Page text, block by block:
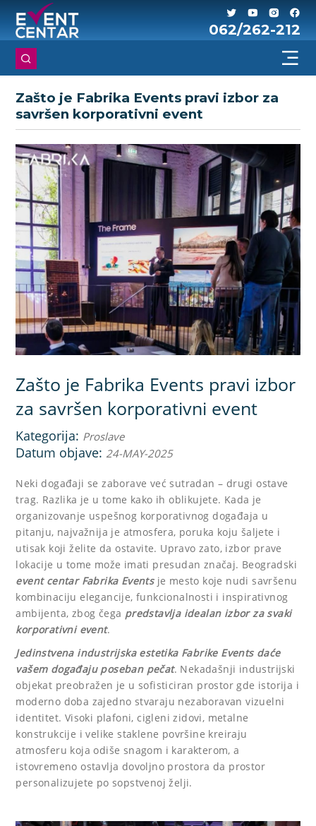
062/262-212
Zašto je Fabrika Events pravi izbor za
savršen korporativni event
Zašto je Fabrika Events pravi izbor
za savršen korporativni event
Kategorija: Proslave
Datum objave: 24-MAY-2025
Neki događaji se zaborave već sutradan – drugi ostave
trag. Razlika je u tome kako ih oblikujete. Kada je
organizovanje uspešnog korporativnog događaja u
pitanju, najvažnija je atmosfera, poruka koju šaljete i
utisak koji želite da ostavite. Upravo zato, izbor prave
lokacije u tome može imati presudan značaj. Beogradski
event centar Fabrika Eventsje mesto koje nudi savršenu
kombinaciju elegancije, funkcionalnosti i inspirativnog
ambijenta, zbog čega predstavlja idealan izbor za svaki
korporativni event.
Jedinstvena industrijska estetika Fabrike Events daće
vašem događaju poseban pečat. Nekadašnji industrijski
objekat preobražen je u sofisticiran prostor gde istorija i
moderno doba zajedno stvaraju nezaboravan vizuelni
identitet. Visoki plafoni, cigleni zidovi, metalne
konstrukcije i velike staklene površine kreiraju
atmosferu koja odiše snagom i karakterom, a
istovremeno ostavlja dovoljno prostora da prostor
personalizujete po sopstvenoj želji.